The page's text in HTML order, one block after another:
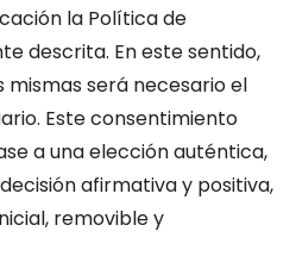
la Política de
descrita. En este sentido,
mismas será necesario el
Este consentimiento
a una elección auténtica,
afirmativa y positiva,
removible y